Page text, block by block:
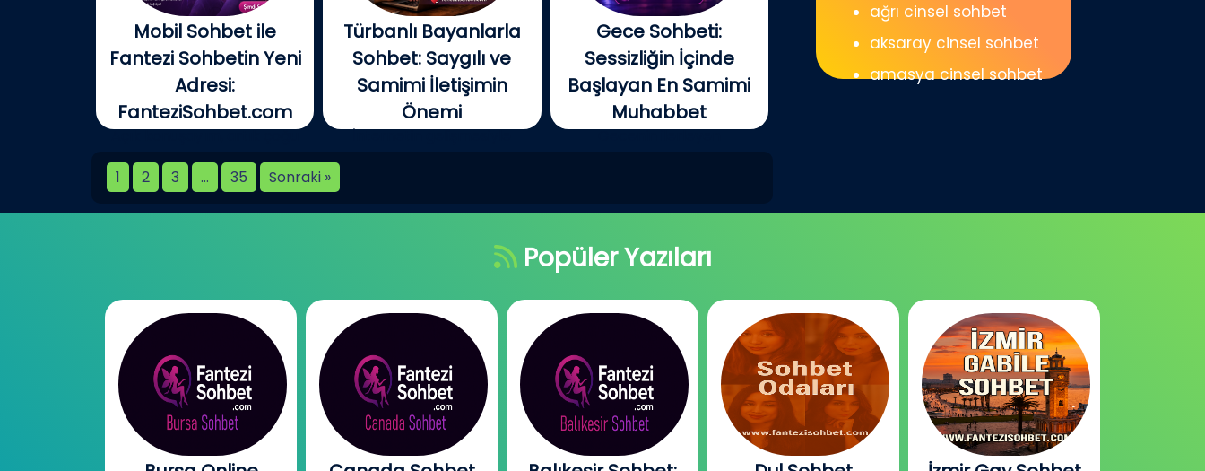
Mobil Sohbet ile
Fantezi Sohbetin Yeni
Adresi:
FanteziSohbet.com
Açık konuşayım, artık çoğu
kişi...
Türbanlı Bayanlarla
Sohbet: Saygılı ve
Samimi İletişimin
Önemi
İnternetin gelişmesiyle
Gece Sohbeti:
Sessizliğin İçinde
Başlayan En Samimi
Muhabbet
Gecenin ilerleyen
1
2 3 … 35 Sonraki »
ağrı cinsel sohbet
aksaray cinsel sohbet
amasya cinsel sohbet
Popüler Yazıları